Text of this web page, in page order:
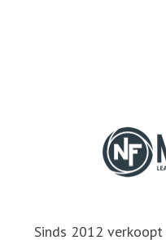
Sinds 2012